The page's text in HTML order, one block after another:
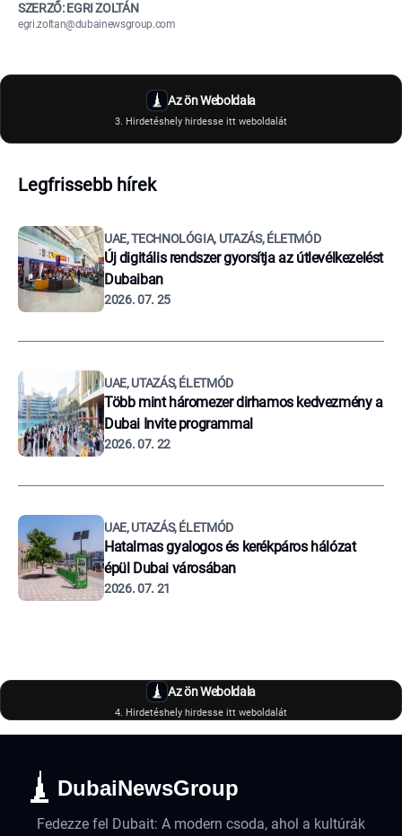
SZERZŐ: EGRI ZOLTÁN
egri.zoltan@dubainewsgroup.com
Az ön Weboldala
3. Hirdetéshely hirdesse itt weboldalát
Legfrissebb hírek
UAE, TECHNOLÓGIA, UTAZÁS, ÉLETMÓD
Új digitális rendszer gyorsítja az útlevélkezelést
Dubaiban
2026. 07. 25
UAE, UTAZÁS, ÉLETMÓD
Több mint háromezer dirhamos kedvezmény a
Dubai Invite programmal
2026. 07. 22
UAE, UTAZÁS, ÉLETMÓD
Hatalmas gyalogos és kerékpáros hálózat
épül Dubai városában
2026. 07. 21
Az ön Weboldala
4. Hirdetéshely hirdesse itt weboldalát
DubaiNewsGroup
Fedezze fel Dubait: A modern csoda, ahol a kultúrák